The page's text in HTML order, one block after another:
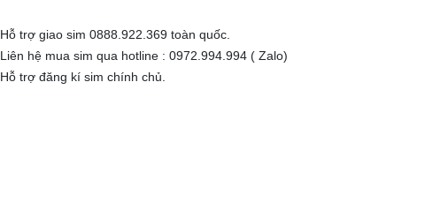
Hỗ trợ giao sim 0888.922.369 toàn quốc.
Liên hệ mua sim qua hotline : 0972.994.994 ( Zalo)
Hỗ trợ đăng kí sim chính chủ.